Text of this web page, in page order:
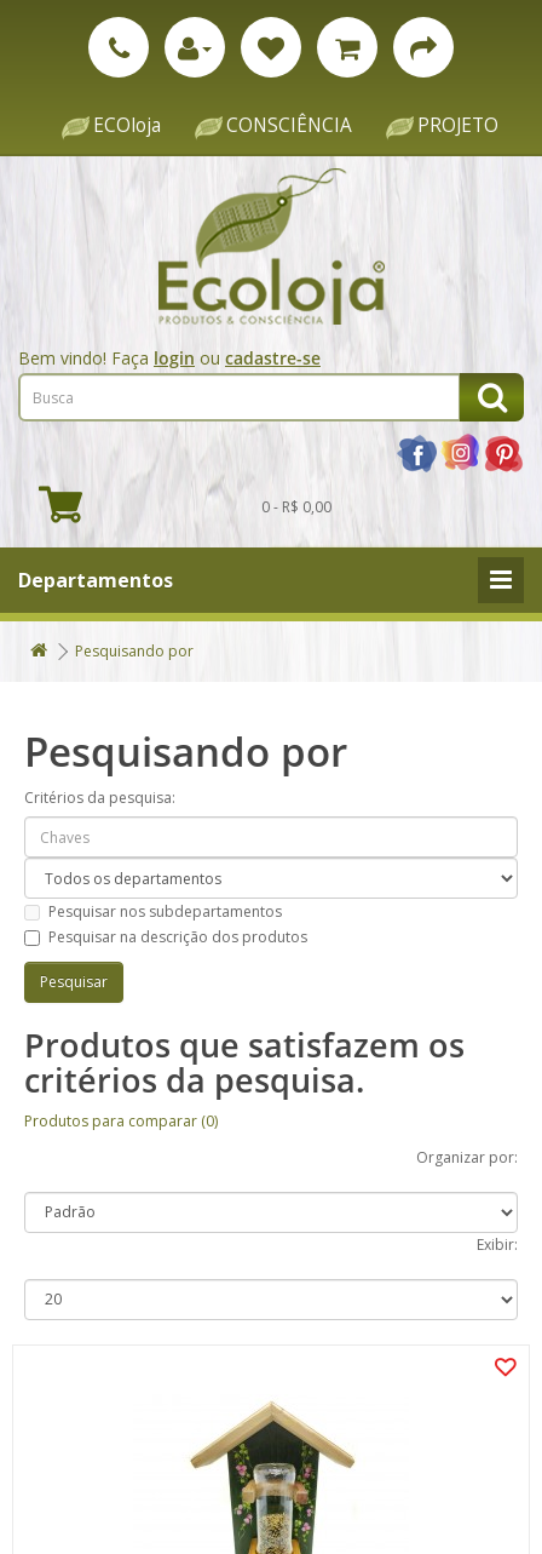
ECOloja CONSCIÊNCIA PROJETO
Bem vindo! Faça login ou cadastre-se
0 - R$ 0,00
Departamentos
Pesquisando por
Pesquisando por
Critérios da pesquisa:
Pesquisar nos subdepartamentos
Pesquisar na descrição dos produtos
Produtos que satisfazem os
critérios da pesquisa.
Produtos para comparar (0)
Organizar por:
Exibir: